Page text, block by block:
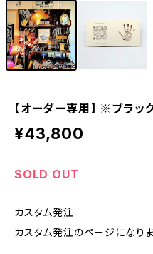
【オーダー専用】 ※ブラ
¥43,800
SOLD OUT
カスタム発注
カスタム発注のページになりま